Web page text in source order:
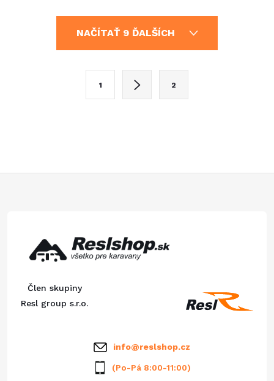
c
NAČÍTAŤ 9 ĎALŠÍCH
1 2
Člen skupiny
Resl group s.r.o.
info@reslshop.cz
(Po-Pá 8:00-11:00)